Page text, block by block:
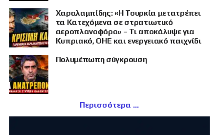
Χαραλαμπίδης: «Η Τουρκία μετατρέπει
τα Κατεχόμενα σε στρατιωτικό
αεροπλανοφόρο» – Τι αποκάλυψε για
Κυπριακό, ΟΗΕ και ενεργειακό παιχνίδι
Πολυμέπωπη σύγκρουση
Περισσότερα